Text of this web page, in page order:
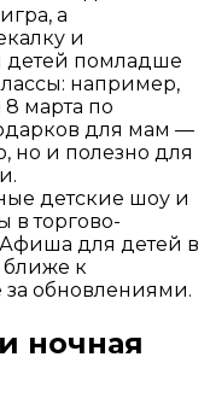
а
и
детей помладше
например,
8 марта по
для мам —
но и полезно для
детские шоу и
в торгово-
Афиша для детей в
ближе к
за обновлениями.
ночная